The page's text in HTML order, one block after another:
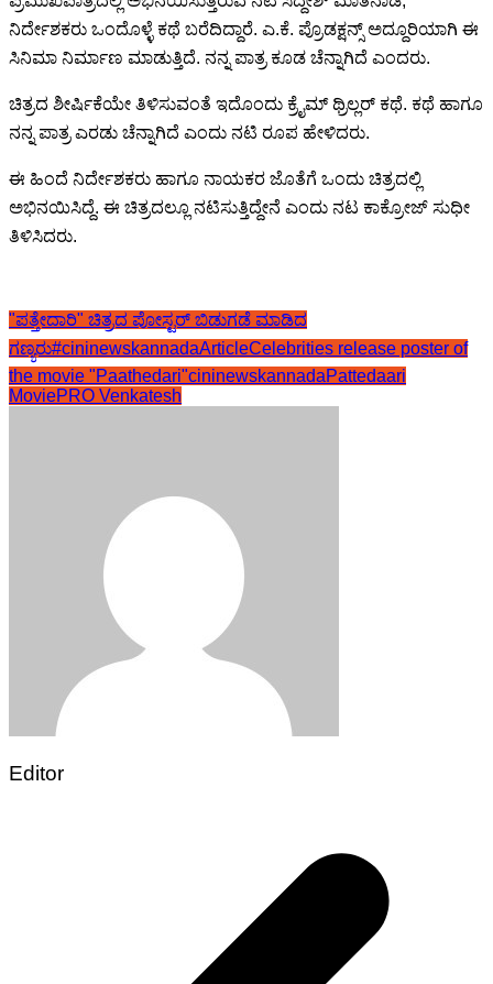
ನಿರ್ದೇಶಕರು ಒಂದೊಳ್ಳೆ ಕಥೆ ಬರೆದಿದ್ದಾರೆ. ಎ.ಕೆ. ಪ್ರೊಡಕ್ಷನ್ಸ್ ಅದ್ದೂರಿಯಾಗಿ ಈ
ಸಿನಿಮಾ ನಿರ್ಮಾಣ ಮಾಡುತ್ತಿದೆ. ನನ್ನ ಪಾತ್ರ ಕೂಡ ಚೆನ್ನಾಗಿದೆ ಎಂದರು.
ಚಿತ್ರದ ಶೀರ್ಷಿಕೆಯೇ ತಿಳಿಸುವಂತೆ ಇದೊಂದು ಕ್ರೈಮ್ ಥ್ರಿಲ್ಲರ್ ಕಥೆ. ಕಥೆ ಹಾಗೂ
ನನ್ನ ಪಾತ್ರ ಎರಡು ಚೆನ್ನಾಗಿದೆ ಎಂದು ನಟಿ ರೂಪ ಹೇಳಿದರು.
ಈ ಹಿಂದೆ ನಿರ್ದೇಶಕರು ಹಾಗೂ ನಾಯಕರ ಜೊತೆಗೆ ಒಂದು ಚಿತ್ರದಲ್ಲಿ
ಅಭಿನಯಿಸಿದ್ದೆ. ಈ ಚಿತ್ರದಲ್ಲೂ ನಟಿಸುತ್ತಿದ್ದೇನೆ ಎಂದು ನಟ ಕಾಕ್ರೋಜ್ ಸುಧೀ
ತಿಳಿಸಿದರು.
"ಪತ್ತೇದಾರಿ" ಚಿತ್ರದ ಪೋಸ್ಟರ್ ಬಿಡುಗಡೆ ಮಾಡಿದ
ಗಣ್ಯರು#cininewskannadaArticleCelebrities release poster of
the movie "Paathedari"cininewskannadaPattedaari
MoviePRO Venkatesh
Editor